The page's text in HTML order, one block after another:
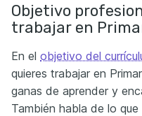
Objetivo
trabajar en
En el objetivo del
quieres trabajar en
ganas de aprender y
También habla de lo